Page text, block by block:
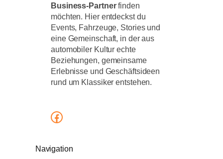
Business-Partnerfinden
möchten. Hier entdeckst du
Events, Fahrzeuge, Stories und
eine Gemeinschaft, in der aus
automobiler Kultur echte
Beziehungen, gemeinsame
Erlebnisse und Geschäftsideen
rund um Klassiker entstehen.
Facebook
Navigation